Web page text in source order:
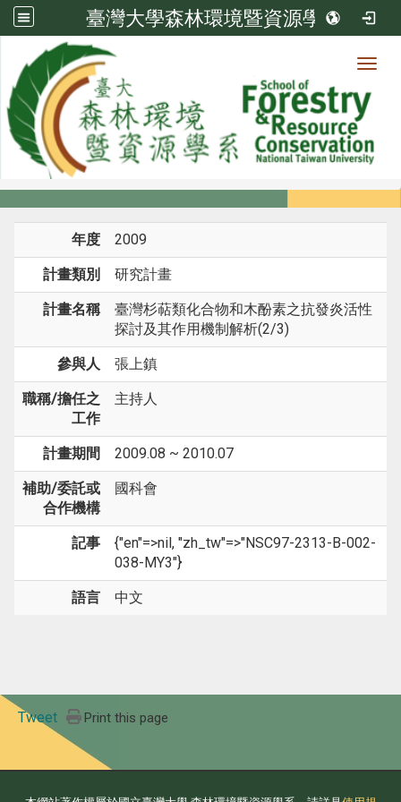
臺灣大學森林環境暨資源學系
系所成員
系所成員
年度 2009
計畫類別 研究計畫
計畫名稱
臺灣杉萜類化合物和木酚素之抗發炎活性
探討及其作用機制解析(2/3)
參與人 張上鎮
職稱/擔任之
工作
主持人
計畫期間 2009.08 ~ 2010.07
補助/委託或
合作機構
國科會
記事
{"en"=>nil, "zh_tw"=>"NSC97-2313-B-002-
038-MY3"}
語言 中文
Tweet Print this page